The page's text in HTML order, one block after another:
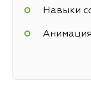
Навыки